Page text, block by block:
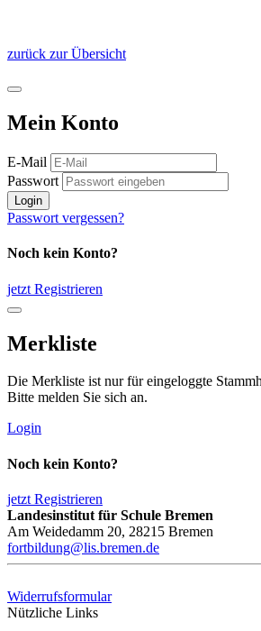
zurück zur Übersicht
Mein Konto
E-Mail
Passwort
Login
Passwort vergessen?
Noch kein Konto?
jetzt Registrieren
Merkliste
Die Merkliste ist nur für eingeloggte
Bitte melden Sie sich an.
Login
Noch kein Konto?
jetzt Registrieren
Landesinstitut für Schule Bremen
Am Weidedamm 20, 28215 Bremen
fortbildung@lis.bremen.de
Widerrufsformular
Nützliche Links